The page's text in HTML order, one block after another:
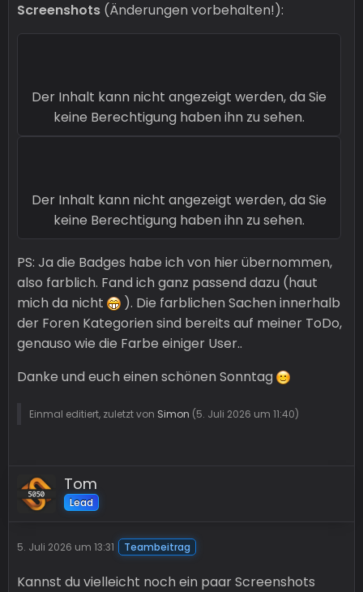
Screenshots (Änderungen vorbehalten!):
Der Inhalt kann nicht angezeigt werden, da Sie
keine Berechtigung haben ihn zu sehen.
Der Inhalt kann nicht angezeigt werden, da Sie
keine Berechtigung haben ihn zu sehen.
PS: Ja die Badges habe ich von hier übernommen,
also farblich. Fand ich ganz passend dazu (haut
mich da nicht
). Die farblichen Sachen innerhalb
der Foren Kategorien sind bereits auf meiner ToDo,
genauso wie die Farbe einiger User..
Danke und euch einen schönen Sonntag
Einmal editiert, zuletzt von Simon (5. Juli 2026 um 11:40)
Tom
Lead
5. Juli 2026 um 13:31 Teambeitrag
Kannst du vielleicht noch ein paar Screenshots